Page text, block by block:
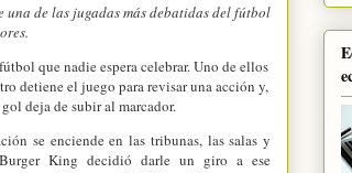
de las jugadas más debatidas del fútbol
que nadie espera celebrar. Uno de ellos
detiene el juego para revisar una acción y,
deja de subir al marcador.
se enciende en las tribunas, las salas y
King decidió darle un giro a ese